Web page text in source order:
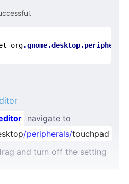
org.gnome.desktop.peripherals
navigate to
/peripherals/touchpad
and turn off the setting